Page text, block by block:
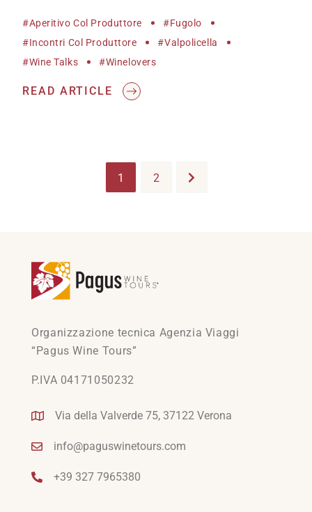
#Aperitivo Col Produttore
#Fugolo
#incontri Col Produttore
#Valpolicella
#wine Talks
#winelovers
READ ARTICLE
1 2
Organizzazione tecnica Agenzia Viaggi
“Pagus Wine Tours”
P.IVA 04171050232
Via della Valverde 75, 37122 Verona
info@paguswinetours.com
+39 327 7965380